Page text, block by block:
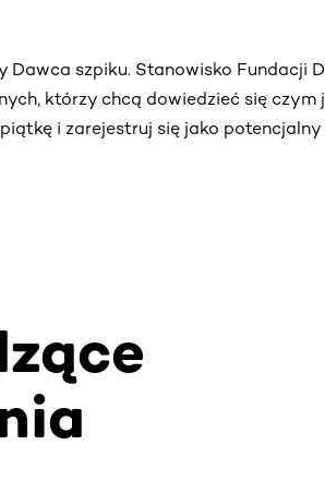
Dawca szpiku. Stanowisko Fundacji
którzy chcą dowiedzieć się
i zarejestruj się jako